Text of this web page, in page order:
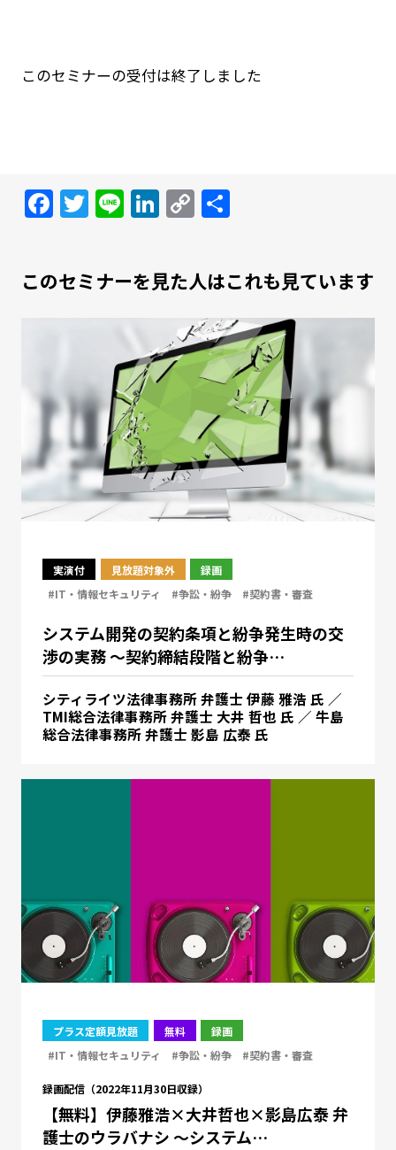
このセミナーの受付は終了しました
Facebook
Twitter
LineLinkedIn
Copy
共
このセミナーを見た人はこれも見ています
実演付 見放題対象外
録画
#IT・情報セキュリティ
#争訟・紛争 #契約書・審査
システム開発の契約条項と紛争発生時の交
渉の実務 ～契約締結段階と紛争…
シティライツ法律事務所 弁護士 伊藤 雅浩 氏 ／
TMI総合法律事務所 弁護士 大井 哲也 氏 ／ 牛島
総合法律事務所 弁護士 影島 広泰 氏
プラス定額見放題 無料
録画
#IT・情報セキュリティ
#争訟・紛争 #契約書・審査
録画配信（2022年11月30日収録）
【無料】伊藤雅浩×大井哲也×影島広泰 弁
護士のウラバナシ ～システム…